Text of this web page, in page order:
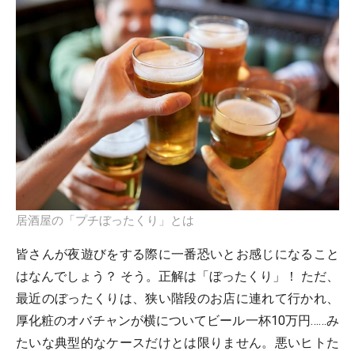
居酒屋の「プチぼったくり」とは
皆さんが夜遊びをする際に一番恐いとお感じになること
はなんでしょう？ そう。正解は「ぼったくり」！ ただ、
最近のぼったくりは、狭い階段のお店に連れて行かれ、
厚化粧のオバチャンが横についてビール一杯10万円……み
たいな典型的なケースだけとは限りません。悪いヒトた